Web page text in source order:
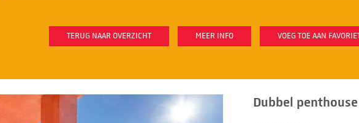
TERUG NAAR OVERZICHT MEER INFO VOEG TOE AAN
Dubbel